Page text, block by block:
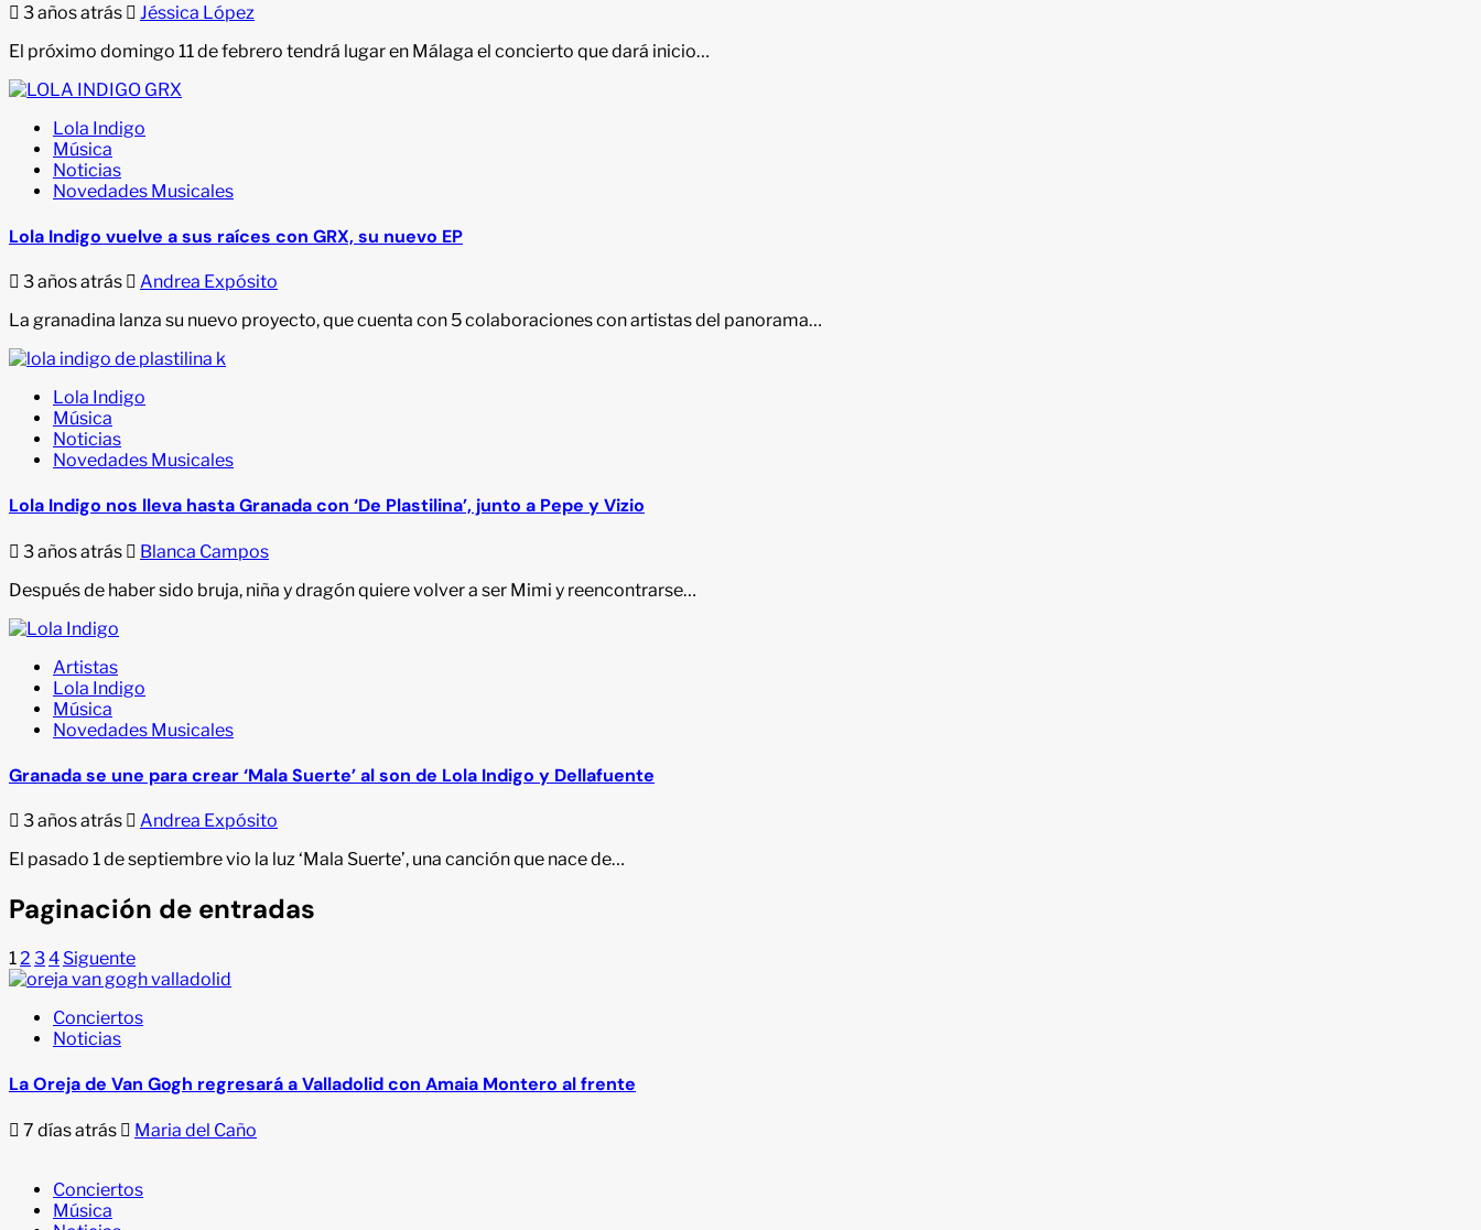
3 años atrás
Jéssica López
El próximo domingo 11 de febrero tendrá lugar en Málaga el concierto que dará inicio…
Lola Indigo
Música
Noticias
Novedades Musicales
Lola Indigo vuelve a sus raíces con GRX, su nuevo EP
3 años atrás
Andrea Expósito
La granadina lanza su nuevo proyecto, que cuenta con 5 colaboraciones con artistas del panorama…
Lola Indigo
Música
Noticias
Novedades Musicales
Lola Indigo nos lleva hasta Granada con ‘De Plastilina’, junto a Pepe y Vizio
3 años atrás
Blanca Campos
Después de haber sido bruja, niña y dragón quiere volver a ser Mimi y reencontrarse…
Artistas
Lola Indigo
Música
Novedades Musicales
Granada se une para crear ‘Mala Suerte’ al son de Lola Indigo y Dellafuente
3 años atrás
Andrea Expósito
El pasado 1 de septiembre vio la luz ‘Mala Suerte’, una canción que nace de…
Paginación de entradas
12 34 Siguente
Conciertos
Noticias
La Oreja de Van Gogh regresará a Valladolid con Amaia Montero al frente
7 días atrás Maria del Caño
Conciertos
Música